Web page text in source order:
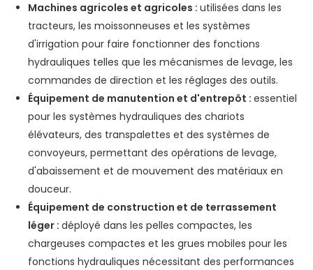
Machines agricoles et agricoles : utilisées dans les
tracteurs, les moissonneuses et les systèmes
d'irrigation pour faire fonctionner des fonctions
hydrauliques telles que les mécanismes de levage, les
commandes de direction et les réglages des outils.
Équipement de manutention et d'entrepôt : essentiel
pour les systèmes hydrauliques des chariots
élévateurs, des transpalettes et des systèmes de
convoyeurs, permettant des opérations de levage,
d'abaissement et de mouvement des matériaux en
douceur.
Équipement de construction et de terrassement
léger : déployé dans les pelles compactes, les
chargeuses compactes et les grues mobiles pour les
fonctions hydrauliques nécessitant des performances